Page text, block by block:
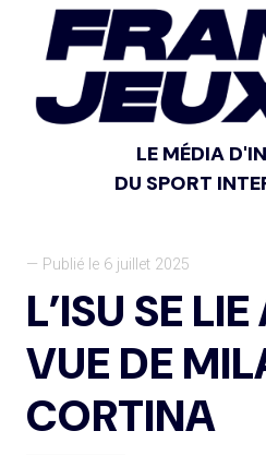
LE MÉDIA
DU SPORT
— Publié le 6 juillet 2025
L’ISU SE
VUE DE
CORTINA